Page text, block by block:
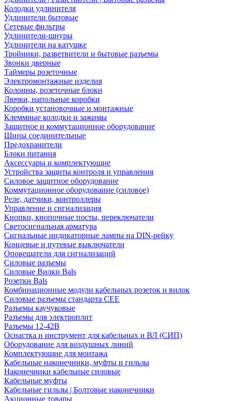
Колодки удлинителя
Удлинители бытовые
Сетевые фильтры
Удлинители-шнуры
Удлинители на катушке
Тройники, разветвители и бытовые разъемы
Звонки дверные
Таймеры розеточные
Электромонтажные изделия
Колонны, розеточные блоки
Лючки, напольные коробки
Коробки установочные и монтажные
Клеммные колодки и зажимы
Защитное и коммутационное оборудование
Шины соединительные
Предохранители
Блоки питания
Аксессуары и комплектующие
Устройства защиты контроля и управления
Силовое защитное оборудование
Коммутационное оборудование (силовое)
Реле, датчики, контроллеры
Управление и сигнализация
Кнопки, кнопочные посты, переключатели
Светосигнальная арматура
Сигнальные индикаторные лампы на DIN-рейку
Концевые и путевые выключатели
Оповещатели для сигнализаций
Силовые разъемы
Силовые Вилки Bals
Розетки Bals
Комбинационные модули кабельных розеток и вилок
Силовые разъемы стандарта CEE
Разъемы каучуковые
Разъемы для электроплит
Разъемы 12-42В
Оснастка и инструмент для кабельных и ВЛ (СИП)
Оборудование для воздушных линий
Комплектующие для монтажа
Кабельные наконечники, муфты и гильзы
Наконечники кабельные силовые
Кабельные муфты
Кабельные гильзы | Болтовые наконечники
Акционные товары